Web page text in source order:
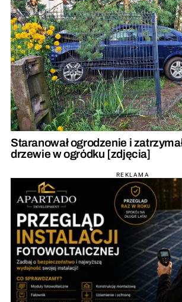
Staranował ogrodzenie i
drzewie w ogródku [zdjęcia]
REKLAMA